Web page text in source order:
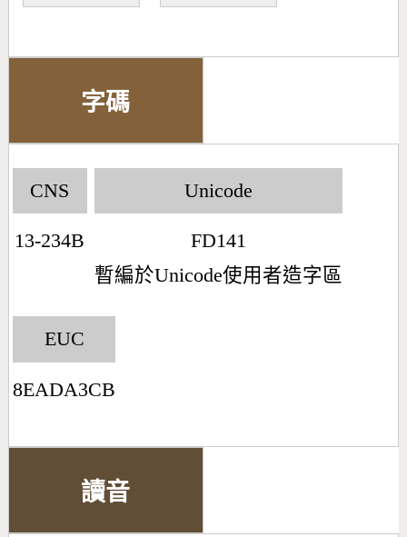
字碼
CNS
13-234B
Unicode
FD141
暫編於Unicode使用者造字區
EUC
8EADA3CB
讀音